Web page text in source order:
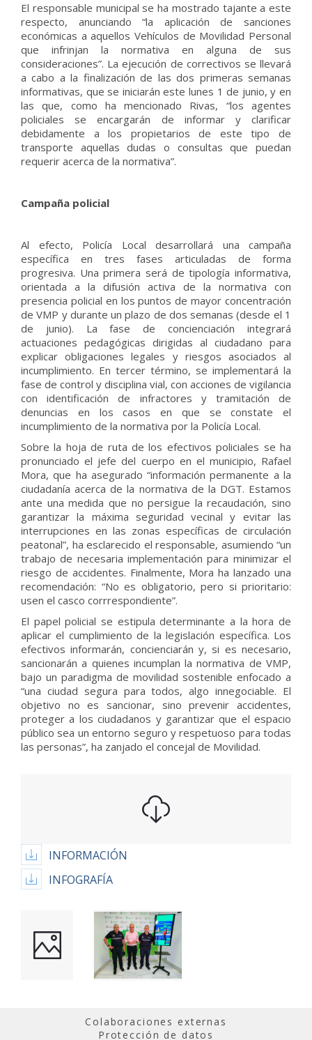
El responsable municipal se ha mostrado tajante a este
respecto, anunciando “la aplicación de sanciones
económicas a aquellos Vehículos de Movilidad Personal
que infrinjan la normativa en alguna de sus
consideraciones”. La ejecución de correctivos se llevará
a cabo a la finalización de las dos primeras semanas
informativas, que se iniciarán este lunes 1 de junio, y en
las que, como ha mencionado Rivas, “los agentes
policiales se encargarán de informar y clarificar
debidamente a los propietarios de este tipo de
transporte aquellas dudas o consultas que puedan
requerir acerca de la normativa”.
Campaña policial
Al efecto, Policía Local desarrollará una campaña
específica en tres fases articuladas de forma
progresiva. Una primera será de tipología informativa,
orientada a la difusión activa de la normativa con
presencia policial en los puntos de mayor concentración
de VMP y durante un plazo de dos semanas (desde el 1
de junio). La fase de concienciación integrará
actuaciones pedagógicas dirigidas al ciudadano para
explicar obligaciones legales y riesgos asociados al
incumplimiento. En tercer término, se implementará la
fase de control y disciplina vial, con acciones de vigilancia
con identificación de infractores y tramitación de
denuncias en los casos en que se constate el
incumplimiento de la normativa por la Policía Local.
Sobre la hoja de ruta de los efectivos policiales se ha
pronunciado el jefe del cuerpo en el municipio, Rafael
Mora, que ha asegurado “información permanente a la
ciudadanía acerca de la normativa de la DGT. Estamos
ante una medida que no persigue la recaudación, sino
garantizar la máxima seguridad vecinal y evitar las
interrupciones en las zonas específicas de circulación
peatonal”, ha esclarecido el responsable, asumiendo “un
trabajo de necesaria implementación para minimizar el
riesgo de accidentes. Finalmente, Mora ha lanzado una
recomendación: “No es obligatorio, pero si prioritario:
usen el casco corrrespondiente”.
El papel policial se estipula determinante a la hora de
aplicar el cumplimiento de la legislación específica. Los
efectivos informarán, concienciarán y, si es necesario,
sancionarán a quienes incumplan la normativa de VMP,
bajo un paradigma de movilidad sostenible enfocado a
“una ciudad segura para todos, algo innegociable. El
objetivo no es sancionar, sino prevenir accidentes,
proteger a los ciudadanos y garantizar que el espacio
público sea un entorno seguro y respetuoso para todas
las personas”, ha zanjado el concejal de Movilidad.
INFORMACIÓN
INFOGRAFÍA
Colaboraciones externas
Protección de datos